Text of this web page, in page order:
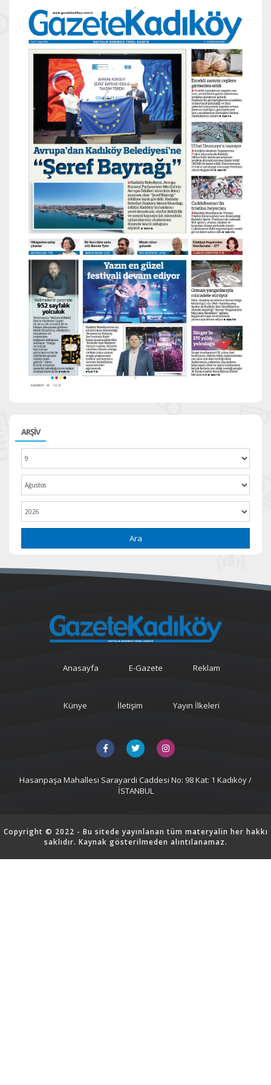
ARŞİV
Ara
Anasayfa E-Gazete Reklam
Künye İletişim Yayın İlkeleri
Hasanpaşa Mahallesi Sarayardi Caddesi No: 98 Kat: 1 Kadıköy /
İSTANBUL
Copyright © 2022 - Bu sitede yayınlanan tüm materyalin her hakkı
saklıdır. Kaynak gösterilmeden alıntılanamaz.